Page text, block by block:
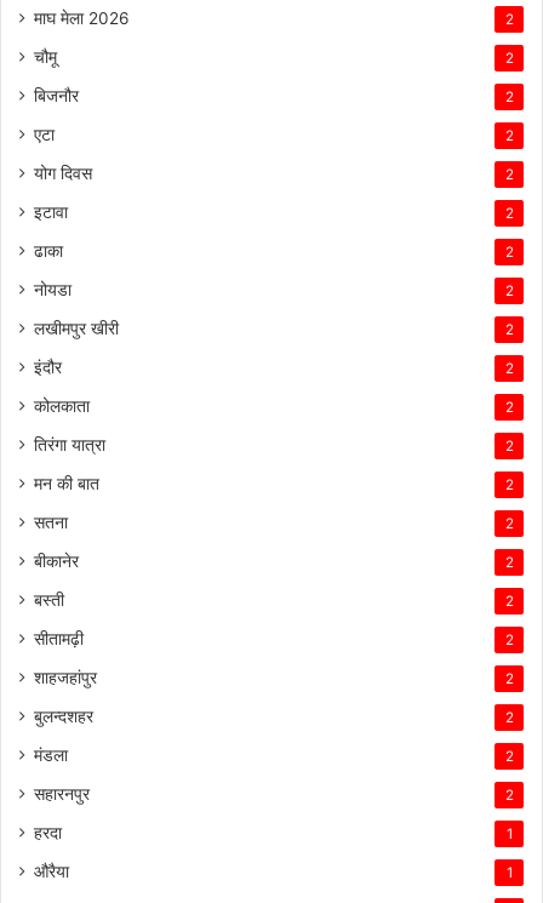
माघ मेला 2026 2
चौमू 2
बिजनौर 2
एटा 2
योग दिवस 2
इटावा 2
ढाका 2
नोयडा 2
लखीमपुर खीरी 2
इंदौर 2
कोलकाता 2
तिरंगा यात्रा 2
मन की बात 2
सतना 2
बीकानेर 2
बस्ती 2
सीतामढ़ी 2
शाहजहांपुर 2
बुलन्दशहर 2
मंडला 2
सहारनपुर 2
हरदा 1
औरैया 1